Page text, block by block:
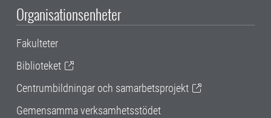
Organisationsenheter
Fakulteter
Biblioteket
Centrumbildningar och samarbetsprojekt
Gemensamma verksamhetsstödet